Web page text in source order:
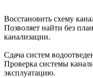
Восстановить схему
Позволяет найти без
канализации.
Сдача систем
Проверка системы
эксплуатацию.